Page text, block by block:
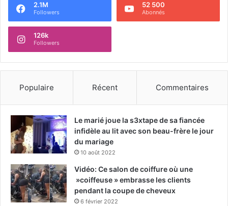
2.1M
Followers
52 500
Abonnés
126k
Followers
Populaire Récent Commentaires
Le marié joue la s3xtape de sa fiancée
infidèle au lit avec son beau-frère le jour
du mariage
10 août 2022
Vidéo: Ce salon de coiffure où une
»coiffeuse » embrasse les clients
pendant la coupe de cheveux
6 février 2022